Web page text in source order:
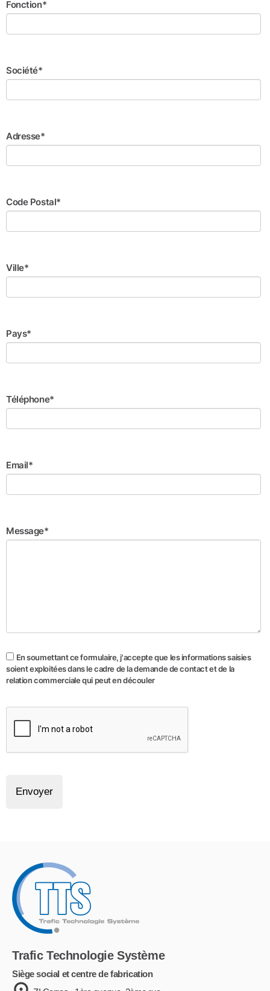
Fonction*
Société*
Adresse*
Code Postal*
Ville*
Pays*
Téléphone*
Email*
Message*
En soumettant ce formulaire, j'accepte que les informations saisies
soient exploitées dans le cadre de la demande de contact et de la
relation commerciale qui peut en découler
Envoyer
Trafic Technologie Système
Siège social et centre de fabrication